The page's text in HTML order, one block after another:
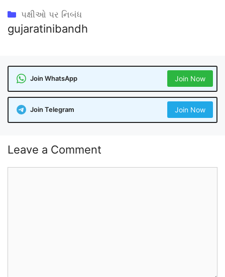
Categories
પક્ષીઓ પર નિબંધ
gujaratinibandh
Join WhatsApp Join Now
Join Telegram Join Now
Leave a Comment